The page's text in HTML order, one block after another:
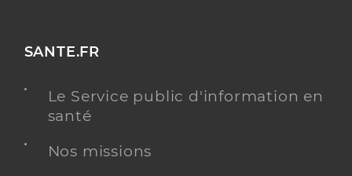
SANTE.FR
Le Service public d'information en
santé
Nos missions